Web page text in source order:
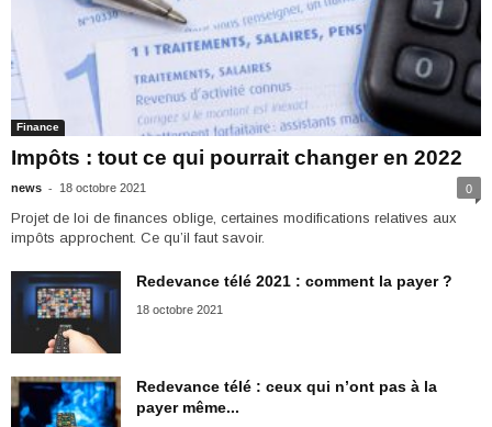
Finance
Impôts : tout ce qui pourrait changer en 2022
news - 18 octobre 2021 0
Projet de loi de finances oblige, certaines modifications relatives aux
impôts approchent. Ce qu’il faut savoir.
Redevance télé 2021 : comment la payer ?
18 octobre 2021
Redevance télé : ceux qui n’ont pas à la
payer même...